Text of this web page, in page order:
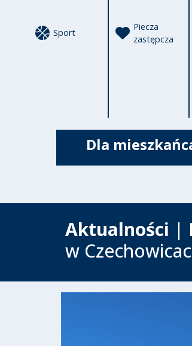
Sport
Piecza
zastępcza
Dla
Aktualności |
w